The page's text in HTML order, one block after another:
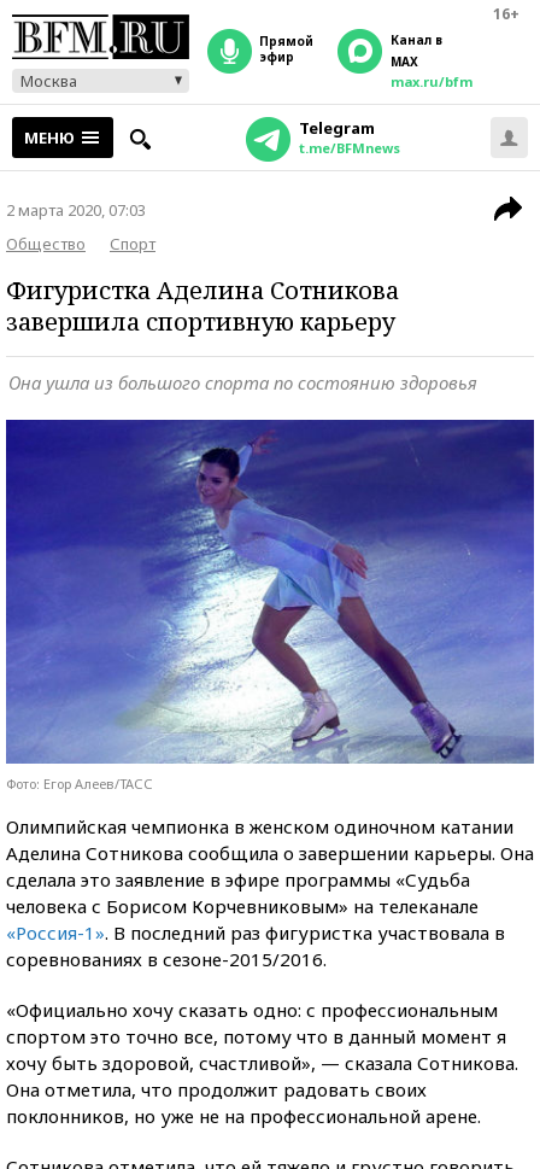
16+
Москва
прямой
эфир
Канал в
MAX
max.ru/bfm
МЕНЮ Telegram
t.me/BFMnews
2 марта 2020, 07:03
Общество
Спорт
Фигуристка Аделина Сотникова
завершила спортивную карьеру
Она ушла из большого спорта по состоянию здоровья
Фото: Егор Алеев/ТАСС
Олимпийская чемпионка в женском одиночном катании
Аделина Сотникова сообщила о завершении карьеры. Она
сделала это заявление в эфире программы «Судьба
человека с Борисом Корчевниковым» на телеканале
«Россия-1». В последний раз фигуристка участвовала в
соревнованиях в сезоне-2015/2016.
«Официально хочу сказать одно: с профессиональным
спортом это точно все, потому что в данный момент я
хочу быть здоровой, счастливой», — сказала Сотникова.
Она отметила, что продолжит радовать своих
поклонников, но уже не на профессиональной арене.